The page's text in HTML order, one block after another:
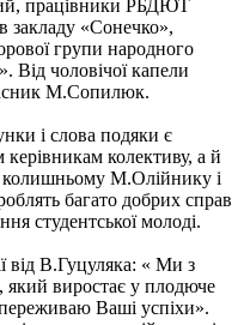
працівники РБДЮТ
закладу «Сонечко»,
групи народного
Від чоловічої капели
М.Сопилюк.
і слова подяки є
колективу, а й
колишньому М.Олійнику і
багато добрих справ
студентської молоді.
від В.Гуцуляка: « Ми з
виростає у плодюче
Ваші успіхи».